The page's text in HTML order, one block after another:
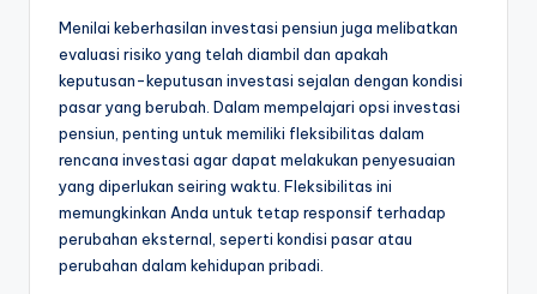
Menilai keberhasilan investasi pensiun juga melibatkan
evaluasi risiko yang telah diambil dan apakah
keputusan-keputusan investasi sejalan dengan kondisi
pasar yang berubah. Dalam mempelajari opsi investasi
pensiun, penting untuk memiliki fleksibilitas dalam
rencana investasi agar dapat melakukan penyesuaian
yang diperlukan seiring waktu. Fleksibilitas ini
memungkinkan Anda untuk tetap responsif terhadap
perubahan eksternal, seperti kondisi pasar atau
perubahan dalam kehidupan pribadi.